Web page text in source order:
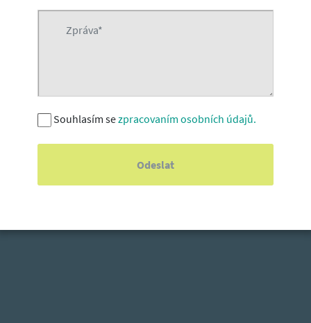
Souhlasím sezpracovaním osobních údajů.
Odeslat